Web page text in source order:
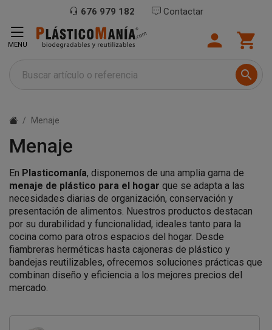
676 979 182 Contactar

 
MENU
Menaje
Menaje
En Plasticomanía, disponemos de una amplia gama de
menaje de plástico para el hogar que se adapta a las
necesidades diarias de organización, conservación y
presentación de alimentos. Nuestros productos destacan
por su durabilidad y funcionalidad, ideales tanto para la
cocina como para otros espacios del hogar. Desde
fiambreras herméticas hasta cajoneras de plástico y
bandejas reutilizables, ofrecemos soluciones prácticas que
combinan diseño y eficiencia a los mejores precios del
mercado.